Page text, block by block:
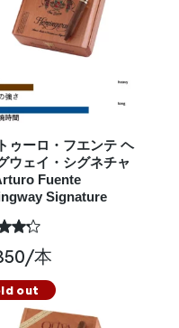
ゥーロ・フエンテ ヘ
ウェイ・シグネチャ
Fuente
Signature
/本
out